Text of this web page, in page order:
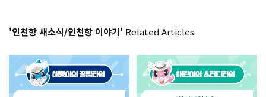
'인천항 새소식/인천항 이야기' Related Articles